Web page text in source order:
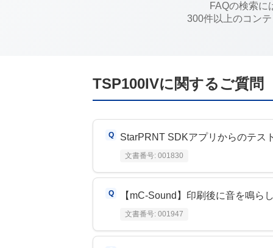
FAQの検索に
300件以上のコン
TSP100IVに関するご質問
StarPRNT SDKアプリからのテス
文書番号: 001830
【mC-Sound】印刷後に音を鳴ら
文書番号: 001947